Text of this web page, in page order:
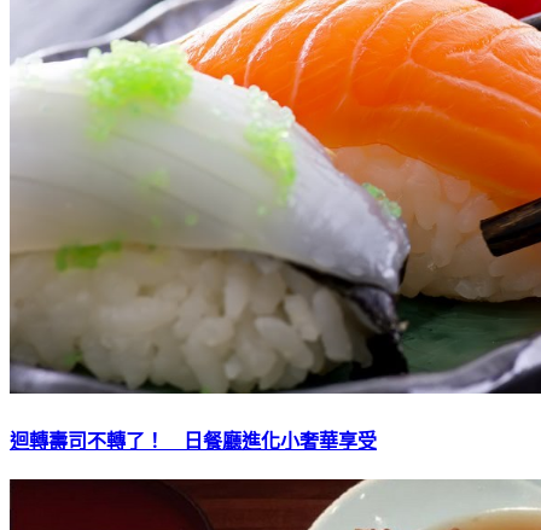
迴轉壽司不轉了！ 日餐廳進化小奢華享受